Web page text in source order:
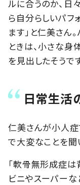
ルに合うのか、日
ら自分らしいパフ
ます」と仁美さん
ときは、小さな身
を見出したそうで
日常生活
仁美さんが小人症
で大変なことを聞
「軟骨無形成症は
ビニやスーパー